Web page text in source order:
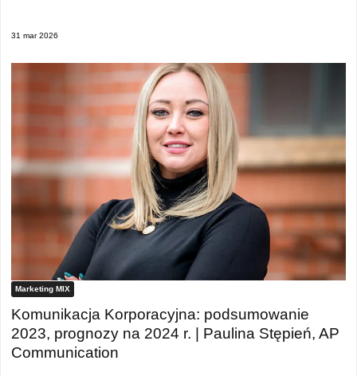
31 mar 2026
Marketing MIX
Komunikacja Korporacyjna: podsumowanie
2023, prognozy na 2024 r. | Paulina Stępień, AP
Communication